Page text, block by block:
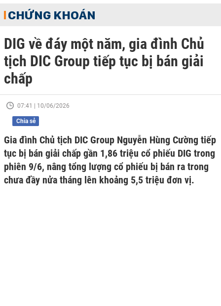
CHỨNG KHOÁN
DIG về đáy một năm, gia đình Chủ
tịch DIC Group tiếp tục bị bán giải
chấp
07:41 | 10/06/2026
Chia sẻ
Gia đình Chủ tịch DIC Group Nguyễn Hùng Cường tiếp
tục bị bán giải chấp gần 1,86 triệu cổ phiếu DIG trong
phiên 9/6, nâng tổng lượng cổ phiếu bị bán ra trong
chưa đầy nửa tháng lên khoảng 5,5 triệu đơn vị.